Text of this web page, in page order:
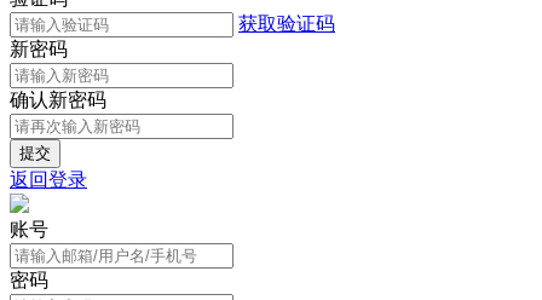
获取验证码
新密码
确认新密码
返回登录
账号
密码